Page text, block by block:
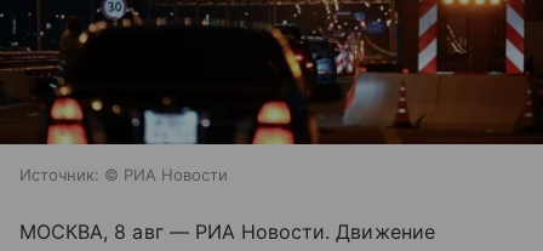
Источник: © РИА Новости
МОСКВА, 8 авг — РИА Новости. Движение